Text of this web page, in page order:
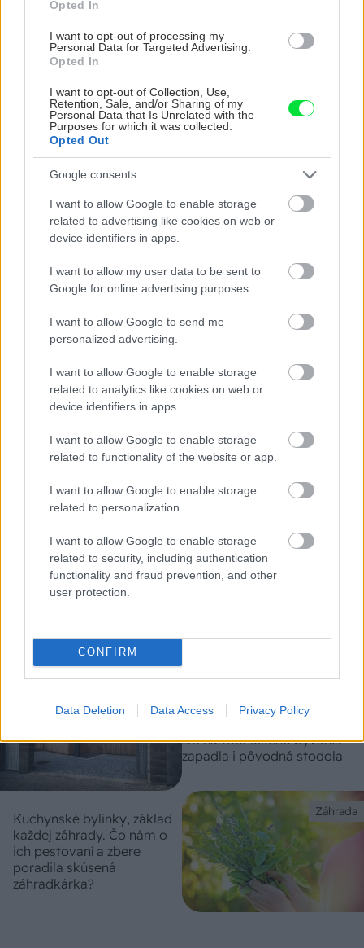
Opted In
I want to opt-out of processing my
Personal Data for Targeted Advertising.
Opted In
I want to opt-out of Collection, Use,
Retention, Sale, and/or Sharing of my
Personal Data that Is Unrelated with the
Purposes for which it was collected.
Opted Out
Google consents
I want to allow Google to enable storage
related to advertising like cookies on web or
device identifiers in apps.
I want to allow my user data to be sent to
Google for online advertising purposes.
I want to allow Google to send me
personalized advertising.
I want to allow Google to enable storage
related to analytics like cookies on web or
device identifiers in apps.
I want to allow Google to enable storage
related to functionality of the website or app.
I want to allow Google to enable storage
related to personalization.
I want to allow Google to enable storage
related to security, including authentication
functionality and fraud prevention, and other
user protection.
CONFIRM
Data Deletion Data Access Privacy Policy
Inštalatérske náradie
Rekonštrukcia bytu
Zrekonštruujme si kúpeľňu
Montáž odkvapov
Chata v objatí potoka
Demänovka. Na pôdoryse
starej vznikla nová. Lepšie
Tieto plodiny starých
rodičov už zo záhrad
ich pestovaniu?
Socialistický rodinný dom
Do harmonického bývania
zapadla i pôvodná stodola
Záhrada
Kuchynské bylinky, základ
každej záhrady. Čo nám o
ich pestovaní a zbere
poradila skúsená
záhradkárka?